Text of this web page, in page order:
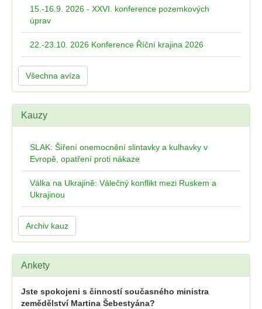
15.-16.9. 2026 - XXVI. konference pozemkových
úprav
22.-23.10. 2026 Konference Říční krajina 2026
Všechna avíza
Kauzy
SLAK: Šíření onemocnění slintavky a kulhavky v
Evropě, opatření proti nákaze
Válka na Ukrajině: Válečný konflikt mezi Ruskem a
Ukrajinou
Archiv kauz
Ankety
Jste spokojeni s činností současného ministra
zemědělství Martina Šebestyána?